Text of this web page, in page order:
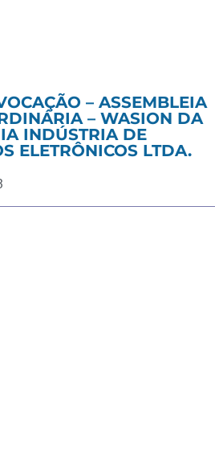
– ASSEMBLEIA
– WASION DA
INDÚSTRIA DE
ELETRÔNICOS LTDA.